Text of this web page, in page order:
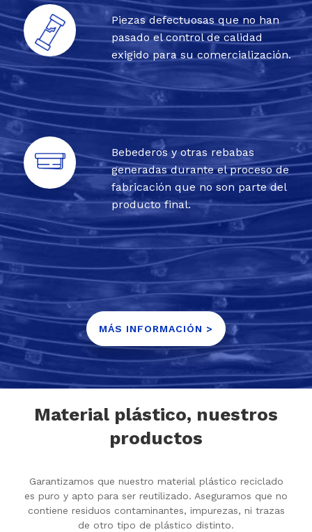
Piezas defectuosas que no han
pasado el control de calidad
exigido para su comercialización.
Bebederos y otras rebabas
generadas durante el proceso de
fabricación que no son parte del
producto final.
MÁS INFORMACIÓN >
Material plástico, nuestros
productos
Garantizamos que nuestro material plástico reciclado
es puro y apto para ser reutilizado. Aseguramos que no
contiene residuos contaminantes, impurezas, ni trazas
de otro tipo de plástico distinto.